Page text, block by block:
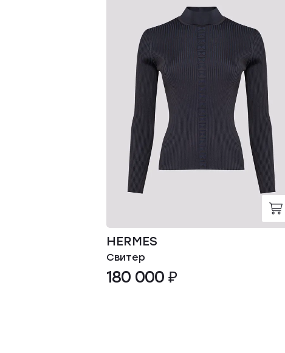
HERMES
Свитер
180 000 ₽